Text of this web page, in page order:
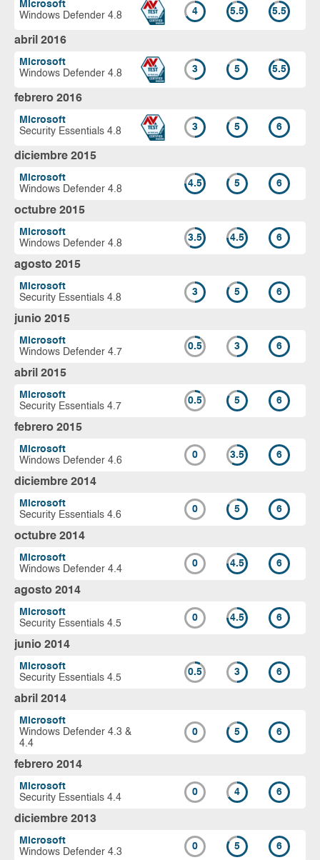
Microsoft
Windows Defender 4.8
4 5.5 5.5
abril 2016
Microsoft
Windows Defender 4.8
3 5 5.5
febrero 2016
Microsoft
Security Essentials 4.8
3 5 6
diciembre 2015
Microsoft
Windows Defender 4.8
4.5 5 6
octubre 2015
Microsoft
Windows Defender 4.8
3.5 4.5 6
agosto 2015
Microsoft
Security Essentials 4.8
3 5 6
junio 2015
Microsoft
Windows Defender 4.7
0.5 3 6
abril 2015
Microsoft
Security Essentials 4.7
0.5 5 6
febrero 2015
Microsoft
Windows Defender 4.6
0 3.5 6
diciembre 2014
Microsoft
Security Essentials 4.6
0 5 6
octubre 2014
Microsoft
Windows Defender 4.4
0 4.5 6
agosto 2014
Microsoft
Security Essentials 4.5
0 4.5 6
junio 2014
Microsoft
Security Essentials 4.5
0.5 3 6
abril 2014
Microsoft
Windows Defender 4.3 &
4.4
0 5 6
febrero 2014
Microsoft
Security Essentials 4.4
0 4 6
diciembre 2013
Microsoft
Windows Defender 4.3
0 5 6